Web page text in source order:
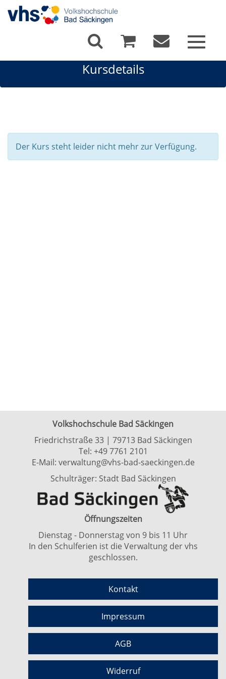
Toggle
Kursdetails
Der Kurs steht leider nicht mehr zur Verfügung.
Volkshochschule Bad Säckingen
Friedrichstraße 33 | 79713 Bad Säckingen
Tel: +49 7761 2101
E-Mail: verwaltung@vhs-bad-saeckingen.de
Schulträger: Stadt Bad Säckingen
Öffnungszeiten
Dienstag - Donnerstag von 9 bis 11 Uhr
In den Schulferien ist die Verwaltung der vhs
geschlossen.
Kontakt
Impressum
AGB
Widerruf